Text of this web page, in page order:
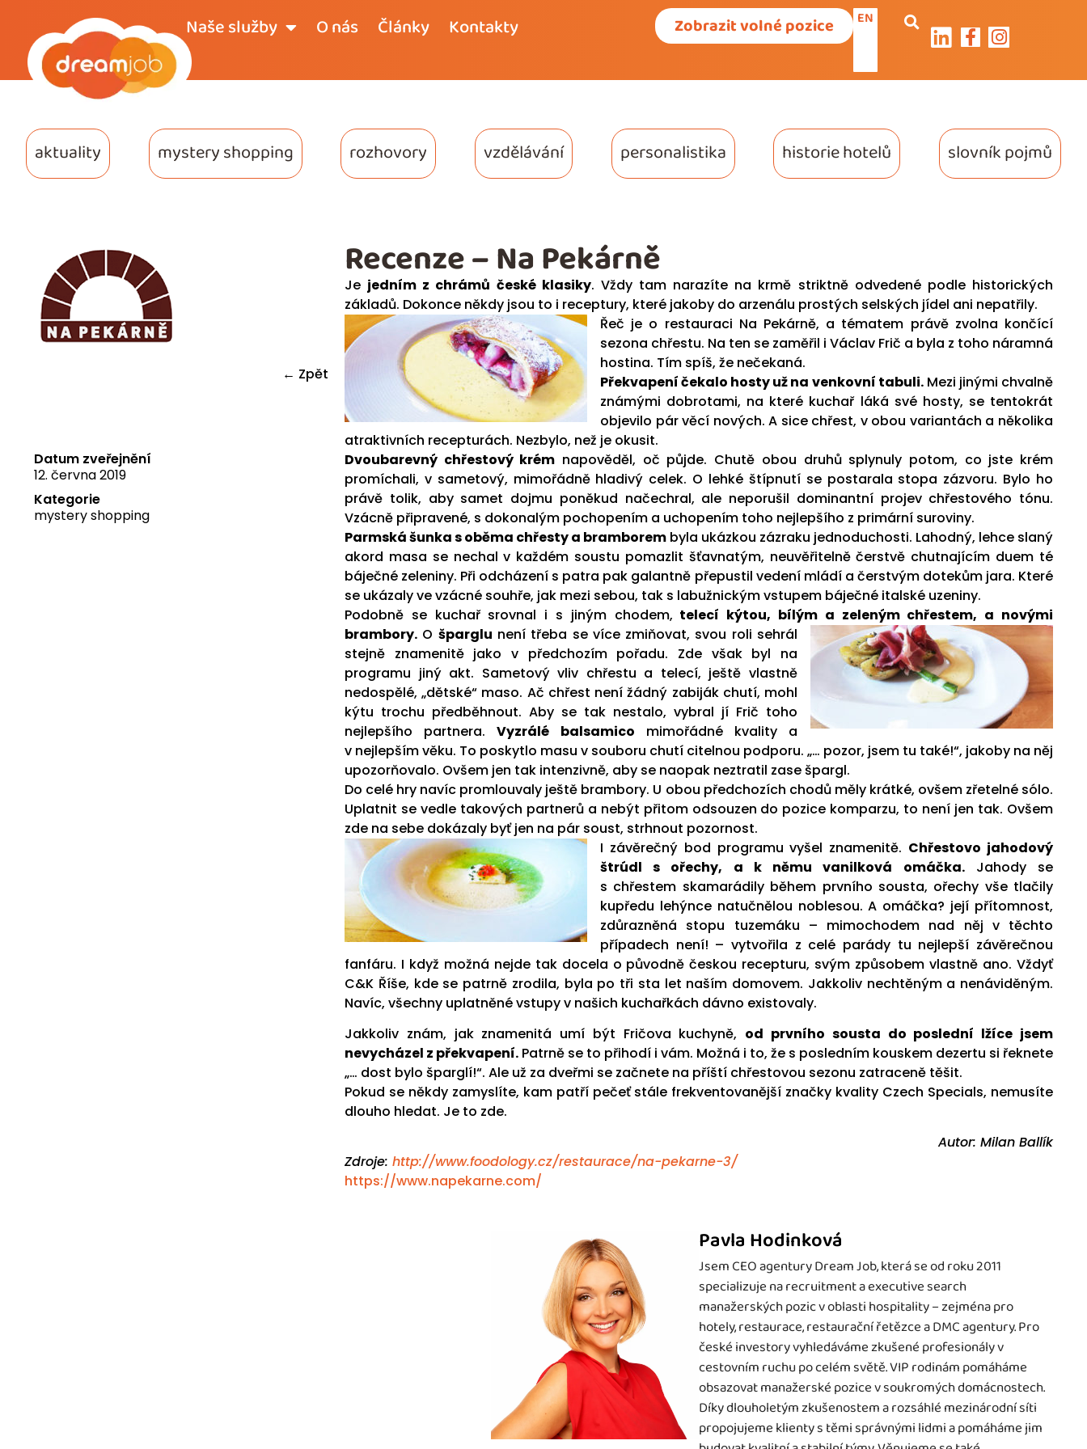
Naše služby O nás Články Kontakty Zobrazit volné pozice EN
aktuality mystery shopping rozhovory vzdělávání personalistika historie hotelů slovník pojmů
← Zpět
Datum zveřejnění
12. června 2019
Kategorie
mystery shopping
Je jedním z chrámů české klasiky. Vždy tam narazíte na krmě striktně odvedené podle historických
základů. Dokonce někdy jsou to i receptury, které jakoby do arzenálu prostých selských jídel ani nepatřily.
Řeč je o restauraci Na Pekárně, a tématem právě zvolna končící
sezona chřestu. Na ten se zaměřil i Václav Frič a byla z toho náramná
hostina. Tím spíš, že nečekaná.
Překvapení čekalo hosty už na venkovní tabuli.Mezi jinými chvalně
známými dobrotami, na které kuchař láká své hosty, se tentokrát
objevilo pár věcí nových. A sice chřest, v obou variantách a několika
atraktivních recepturách. Nezbylo, než je okusit.
Dvoubarevný chřestový krém napověděl, oč půjde. Chutě obou druhů splynuly potom, co jste krém
promíchali, v sametový, mimořádně hladivý celek. O lehké štípnutí se postarala stopa zázvoru. Bylo ho
právě tolik, aby samet dojmu poněkud načechral, ale neporušil dominantní projev chřestového tónu.
Vzácně připravené, s dokonalým pochopením a uchopením toho nejlepšího z primární suroviny.
Parmská šunka s oběma chřesty a bramborem byla ukázkou zázraku jednoduchosti. Lahodný, lehce slaný
akord masa se nechal v každém soustu pomazlit šťavnatým, neuvěřitelně čerstvě chutnajícím duem té
báječné zeleniny. Při odcházení s patra pak galantně přepustil vedení mládí a čerstvým dotekům jara. Které
se ukázaly ve vzácné souhře, jak mezi sebou, tak s labužnickým vstupem báječné italské uzeniny.
Podobně se kuchař srovnal i s jiným chodem, telecí kýtou, bílým a zeleným chřestem, a novými
brambory. O šparglu není třeba se více zmiňovat, svou roli sehrál
stejně znamenitě jako v předchozím pořadu. Zde však byl na
programu jiný akt. Sametový vliv chřestu a telecí, ještě vlastně
nedospělé, „dětské“ maso. Ač chřest není žádný zabiják chutí, mohl
kýtu trochu předběhnout. Aby se tak nestalo, vybral jí Frič toho
nejlepšího partnera.Vyzrálé balsamico mimořádné kvality a
v nejlepším věku. To poskytlo masu v souboru chutí citelnou podporu. „… pozor, jsem tu také!“, jakoby na něj
upozorňovalo. Ovšem jen tak intenzivně, aby se naopak neztratil zase špargl.
Do celé hry navíc promlouvaly ještě brambory. U obou předchozích chodů měly krátké, ovšem zřetelné sólo.
Uplatnit se vedle takových partnerů a nebýt přitom odsouzen do pozice komparzu, to není jen tak. Ovšem
zde na sebe dokázaly byť jen na pár soust, strhnout pozornost.
I závěrečný bod programu vyšel znamenitě. Chřestovo jahodový
štrúdl s ořechy, a k němu vanilková omáčka.Jahody se
s chřestem skamarádily během prvního sousta, ořechy vše tlačily
kupředu lehýnce natučnělou noblesou. A omáčka? její přítomnost,
zdůrazněná stopu tuzemáku – mimochodem nad něj v těchto
případech není! – vytvořila z celé parády tu nejlepší závěrečnou
fanfáru. I když možná nejde tak docela o původně českou recepturu, svým způsobem vlastně ano. Vždyť
C&K Říše, kde se patrně zrodila, byla po tři sta let naším domovem. Jakkoliv nechtěným a nenáviděným.
Navíc, všechny uplatněné vstupy v našich kuchařkách dávno existovaly.
Jakkoliv znám, jak znamenitá umí být Fričova kuchyně, od prvního sousta do poslední lžíce jsem
nevycházel z překvapení. Patrně se to přihodí i vám. Možná i to, že s posledním kouskem dezertu si řeknete
„… dost bylo šparglí!“. Ale už za dveřmi se začnete na příští chřestovou sezonu zatraceně těšit.
Pokud se někdy zamyslíte, kam patří pečeť stále frekventovanější značky kvality Czech Specials, nemusíte
dlouho hledat. Je to zde.
Autor: Milan Ballík
Zdroje: http://www.foodology.cz/restaurace/na-pekarne-3/
https://www.napekarne.com/
Pavla Hodinková
Jsem CEO agentury Dream Job, která se od roku 2011
specializuje na recruitment a executive search
manažerských pozic v oblasti hospitality – zejména pro
hotely, restaurace, restaurační řetězce a DMC agentury. Pro
české investory vyhledáváme zkušené profesionály v
cestovním ruchu po celém světě. VIP rodinám pomáháme
obsazovat manažerské pozice v soukromých domácnostech.
Díky dlouholetým zkušenostem a rozsáhlé mezinárodní síti
propojujeme klienty s těmi správnými lidmi a pomáháme jim
Recenze – Na Pekárně